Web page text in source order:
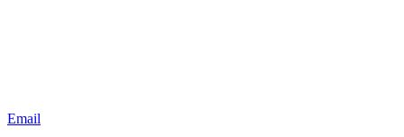
Email